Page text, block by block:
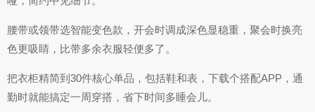
腰带或领带选智能变色款，开会时调成深色显稳重，聚会时换亮
色更吸睛，比带多余衣服轻便多了。
把衣柜精简到30件核心单品，包括鞋和表，下载个搭配APP，通
勤时就能搞定一周穿搭，省下时间多睡会儿。